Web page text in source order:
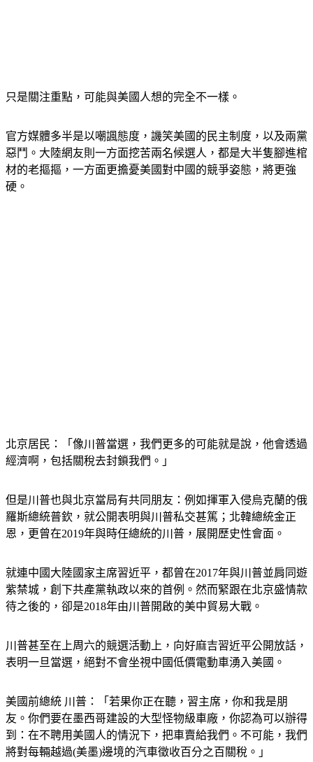
惡鬥。大陸網友則一方面挖苦兩名候選人，都是大半隻腳進棺
材的老摳摳，一方面更擔憂美國對中國的競爭姿態，將更強
硬。
經濟啊，包括關稅去封鎖我們。」
羅斯總統普欽，就公開表明與川普私交甚篤；北韓總統金正
恩，更曾在2019年與時任總統的川普，展開歷史性會面。
紫禁城，創下共產黨執政以來的首例。然而緊跟在北京盛情款
待之後的，卻是2018年由川普開啟的美中貿易大戰。
表明一旦當選，絕對不會坐視中國低價電動車湧入美國。
友。你們要在墨西哥建設的大型怪物級車廠，你認為可以辦得
到：在不聘用美國人的情況下，把車賣給我們。不可能，我們
將對每輛越過(美墨)邊境的汽車徵收百分之百關稅。」